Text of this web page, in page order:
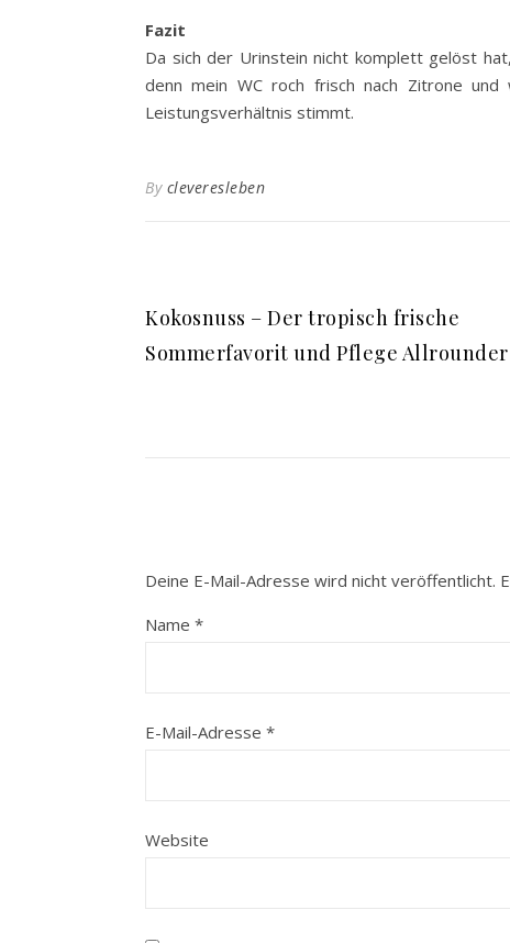
Fazit
Da sich der Urinstein nicht komplett gelöst
denn mein WC roch frisch nach Zitrone
Leistungsverhältnis stimmt.
By cleveresleben
Kokosnuss – Der tropisch frische
Sommerfavorit und Pflege Allrounder
Deine E-Mail-Adresse wird nicht veröffentlicht.
Name *
E-Mail-Adresse *
Website